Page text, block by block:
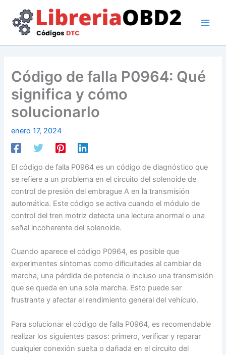
contenido
Código de falla P0964: Qué
significa y cómo
solucionarlo
enero 17, 2024
El código de falla P0964 es un código de diagnóstico que
se refiere a un problema en el circuito del solenoide de
control de presión del embrague A en la transmisión
automática. Este código se activa cuando el módulo de
control del tren motriz detecta una lectura anormal o una
señal incoherente del solenoide.
Cuando aparece el código P0964, es posible que
experimentes síntomas como dificultades al cambiar de
marcha, una pérdida de potencia o incluso una transmisión
que se queda en una sola marcha. Esto puede ser
frustrante y afectar el rendimiento general del vehículo.
Para solucionar el código de falla P0964, es recomendable
realizar los siguientes pasos: primero, verificar y reparar
cualquier conexión suelta o dañada en el circuito del